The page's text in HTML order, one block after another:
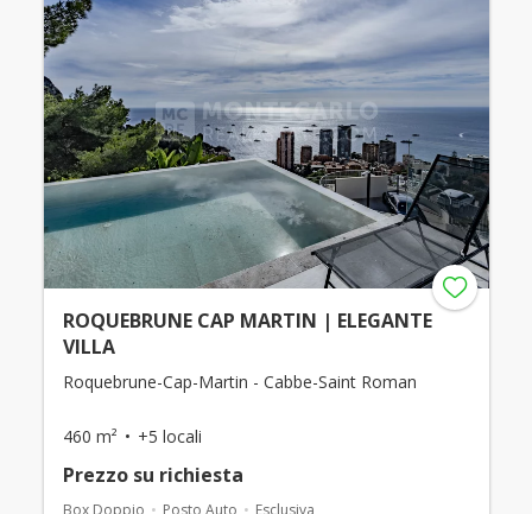
ROQUEBRUNE CAP MARTIN | ELEGANTE
VILLA
Roquebrune-Cap-Martin - Cabbe-Saint Roman
460 m² +5 locali
Prezzo su richiesta
Box Doppio Posto Auto Esclusiva